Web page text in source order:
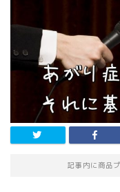
記事内に商品